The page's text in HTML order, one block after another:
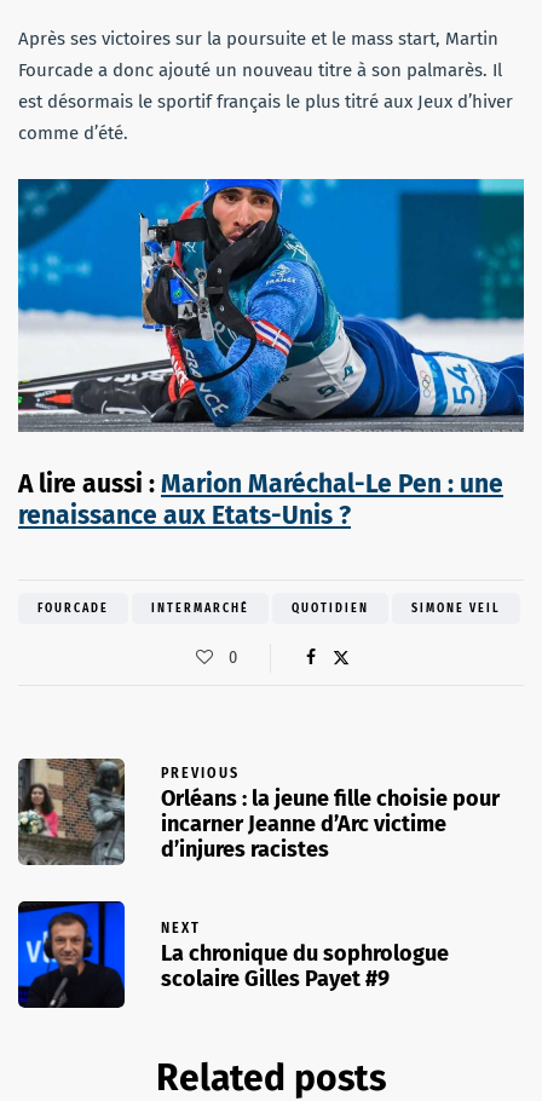
Après ses victoires sur la poursuite et le mass start, Martin
Fourcade a donc ajouté un nouveau titre à son palmarès. Il
est désormais le sportif français le plus titré aux Jeux d’hiver
comme d’été.
A lire aussi :Marion Maréchal-Le Pen : une
renaissance aux Etats-Unis ?
FOURCADE INTERMARCHÉ QUOTIDIEN SIMONE VEIL
0
PREVIOUS
Orléans : la jeune fille choisie pour
incarner Jeanne d’Arc victime
d’injures racistes
NEXT
La chronique du sophrologue
scolaire Gilles Payet #9
Related posts